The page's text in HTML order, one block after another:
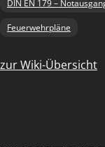
DIN EN 179 –
Feuerwehrpläne
zur Wiki-Übersicht